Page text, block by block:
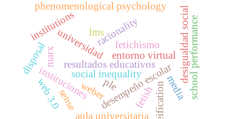
universidad fetichismo
resultados educativos
desempeño escolar
social inequality desigualdad social
racionality
weber
institutions
instituciones fetish
disposal
reification
marx
media
ple
lms
entorno virtual
web 3.0 school performance
aula universitaria
phenomenological psychology
sense